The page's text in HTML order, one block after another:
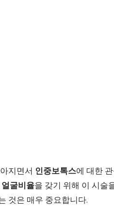
지면서 인중보톡스에 대한
얼굴비율을 갖기 위해 이 시술
것은 매우 중요합니다.